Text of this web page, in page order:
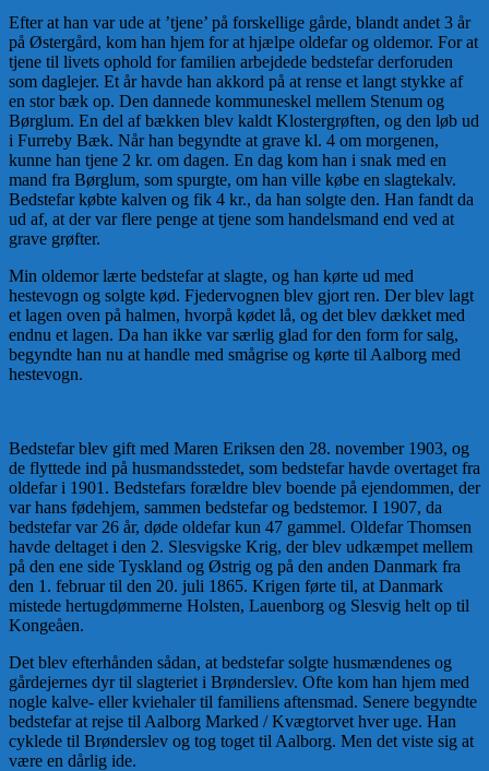
Efter at han var ude at ’tjene’ på forskellige gårde, blandt andet 3 år
på Østergård, kom han hjem for at hjælpe oldefar og oldemor. For at
tjene til livets ophold for familien arbejdede bedstefar derforuden
som daglejer. Et år havde han akkord på at rense et langt stykke af
en stor bæk op. Den dannede kommuneskel mellem Stenum og
Børglum. En del af bækken blev kaldt Klostergrøften, og den løb ud
i Furreby Bæk. Når han begyndte at grave kl. 4 om morgenen,
kunne han tjene 2 kr. om dagen. En dag kom han i snak med en
mand fra Børglum, som spurgte, om han ville købe en slagtekalv.
Bedstefar købte kalven og fik 4 kr., da han solgte den. Han fandt da
ud af, at der var flere penge at tjene som handelsmand end ved at
grave grøfter.
Min oldemor lærte bedstefar at slagte, og han kørte ud med
hestevogn og solgte kød. Fjedervognen blev gjort ren. Der blev lagt
et lagen oven på halmen, hvorpå kødet lå, og det blev dækket med
endnu et lagen. Da han ikke var særlig glad for den form for salg,
begyndte han nu at handle med smågrise og kørte til Aalborg med
hestevogn.
Bedstefar blev gift med Maren Eriksen den 28. november 1903, og
de flyttede ind på husmandsstedet, som bedstefar havde overtaget fra
oldefar i 1901. Bedstefars forældre blev boende på ejendommen, der
var hans fødehjem, sammen bedstefar og bedstemor. I 1907, da
bedstefar var 26 år, døde oldefar kun 47 gammel. Oldefar Thomsen
havde deltaget i den 2. Slesvigske Krig, der blev udkæmpet mellem
på den ene side Tyskland og Østrig og på den anden Danmark fra
den 1. februar til den 20. juli 1865. Krigen førte til, at Danmark
mistede hertugdømmerne Holsten, Lauenborg og Slesvig helt op til
Kongeåen.
Det blev efterhånden sådan, at bedstefar solgte husmændenes og
gårdejernes dyr til slagteriet i Brønderslev. Ofte kom han hjem med
nogle kalve- eller kviehaler til familiens aftensmad. Senere begyndte
bedstefar at rejse til Aalborg Marked / Kvægtorvet hver uge. Han
cyklede til Brønderslev og tog toget til Aalborg. Men det viste sig at
være en dårlig ide.